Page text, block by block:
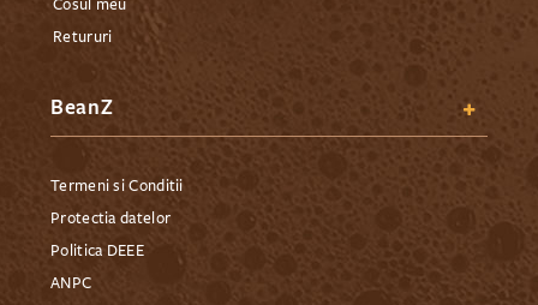
Cosul meu
Retururi
BeanZ
Termeni si Conditii
Protectia datelor
Politica DEEE
ANPC